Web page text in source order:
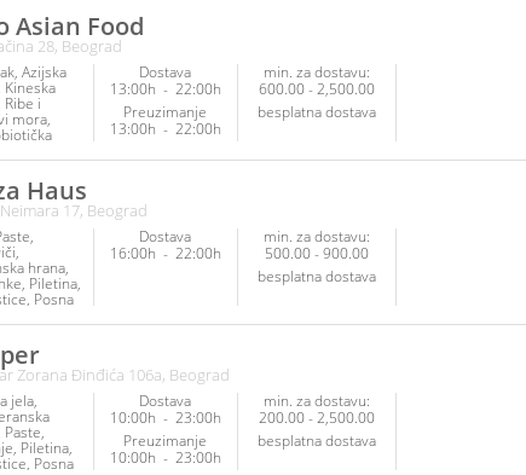
Asian Food
28, Beograd
Azijska
Kineska
Ribe i
mora
Palačinke
Napici
Dostava
13:00h - 22:00h
Preuzimanje
13:00h - 22:00h
min. za dostavu:
600.00 - 2,500.00
besplatna dostava
Haus
17, Beograd
hrana
Piletina
Posna
Dostava
16:00h - 22:00h
min. za dostavu:
500.00 - 900.00
besplatna dostava
Zorana Đinđića 106a, Beograd
jela
Paste
Piletina
Posna
Dostava
10:00h - 23:00h
Preuzimanje
10:00h - 23:00h
min. za dostavu:
200.00 - 2,500.00
besplatna dostava